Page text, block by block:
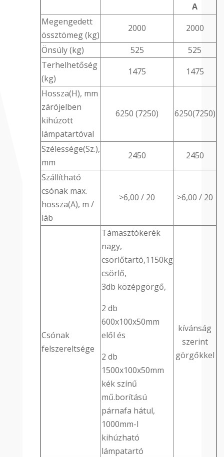
A
Megengedett
össztömeg (kg)
2000
2000
Önsúly (kg)
525
525
Terhelhetőség
(kg)
1475
1475
Hossza(H), mm
zárójelben
kihúzott
lámpatartóval
6250 (7250) 6250(7250)
Szélessége(Sz.),
mm
2450
2450
Szállítható
csónak max.
hossza(A), m /
láb
>6,00 / 20 >6,00 / 20
Csónak
felszereltsége
Támasztókerék
nagy,
csörlőtartó,1150kg
csörlő,
3db középgörgő,
2 db
600x100x50mm
elől és
2 db
1500x100x50mm
kék színű
mű.borítású
párnafa hátul,
1000mm-l
kihúzható
lámpatartó
kívánság
szerint
görgőkkel